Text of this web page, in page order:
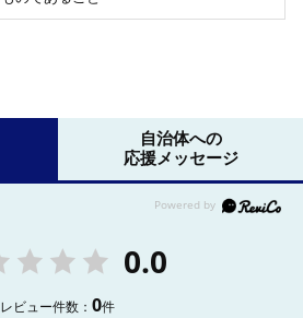
自治体への
応援メッセージ
0.0
レビュー件数：0件